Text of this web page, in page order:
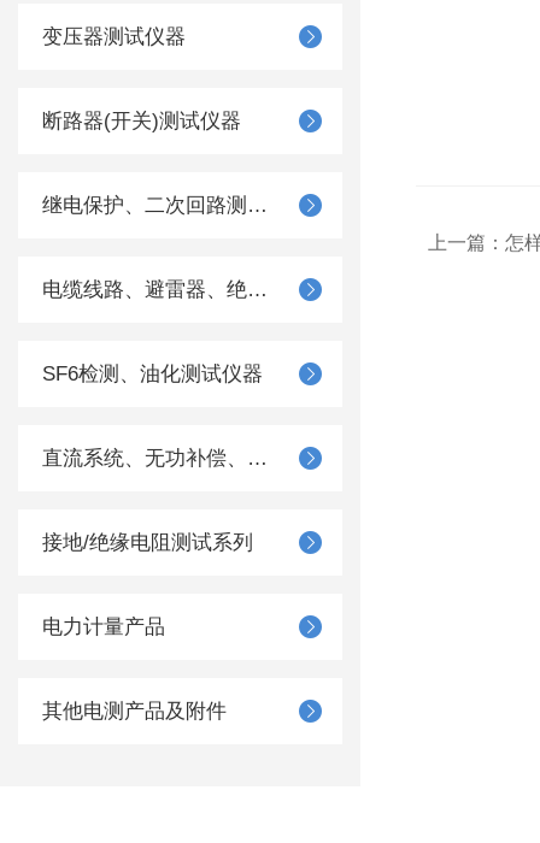
变压器测试仪器
断路器(开关)测试仪器
继电保护、二次回路测试仪器
电缆线路、避雷器、绝缘子测试仪器
SF6检测、油化测试仪器
直流系统、无功补偿、电池电机检测仪器
接地/绝缘电阻测试系列
电力计量产品
其他电测产品及附件
上一篇： 怎